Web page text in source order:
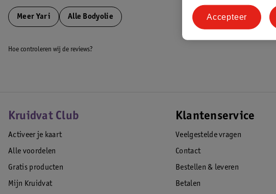
Meer Yari Alle Bodyolie
Hoe controleren wij de reviews?
Kruidvat Club
Activeer je kaart
Alle voordelen
Gratis producten
Mijn Kruidvat
Klantenservice
Veelgestelde vragen
Contact
Bestellen & leveren
Betalen
Accepteer